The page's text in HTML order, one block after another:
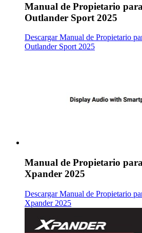
Manual de Propietario
Outlander Sport 2025
Descargar Manual de Propietario
Outlander Sport 2025
Manual de Propietario
Xpander 2025
Descargar Manual de Propietario
Xpander 2025